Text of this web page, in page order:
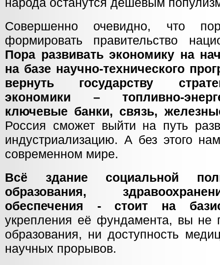
народа останутся дешевым
Совершенно очевидно, что
формировать правительство
Пора развивать экономику на
на базе научно-технического
вернуть государству
экономики – топливно-
ключевые банки, связь,
Россия сможет выйти на путь
индустриализацию. А без этого
современном мире.
Всё здание социальной
образования,
обеспечения - стоит на
укрепления её фундамента, вы не
образования, ни доступность
научных прорывов.